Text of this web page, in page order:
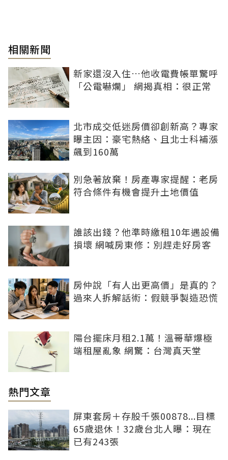
相關新聞
新家還沒入住…他收電費帳單驚呼
「公電嚇爛」 網揭真相：很正常
北市成交低迷房價卻創新高？專家
曝主因：豪宅熱絡、且北士科補漲
飆到160萬
別急著放棄！房產專家提醒：老房
符合條件有機會提升土地價值
誰該出錢？他準時繳租10年遇設備
損壞 網喊房東修：別趕走好房客
房仲說「有人出更高價」是真的？
過來人拆解話術：假競爭製造恐慌
陽台擺床月租2.1萬！溫哥華爆極
端租屋亂象 網驚：台灣真天堂
熱門文章
屏東套房＋存股千張00878...目標
65歲退休！32歲台北人曝：現在
已有243張